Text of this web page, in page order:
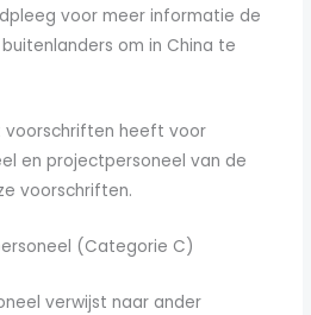
voor meer informatie de
om in China te
heeft voor
en projectpersoneel van de
voorschriften.
(Categorie C)
verwijst naar ander